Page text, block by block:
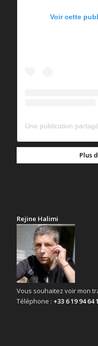
Voir cette
Plus
Rejine Halimi
Vous souhaitez voir mon
Téléphone : +33 6 19 94 64